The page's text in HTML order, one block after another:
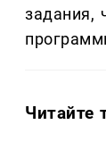
задания,
Читайте